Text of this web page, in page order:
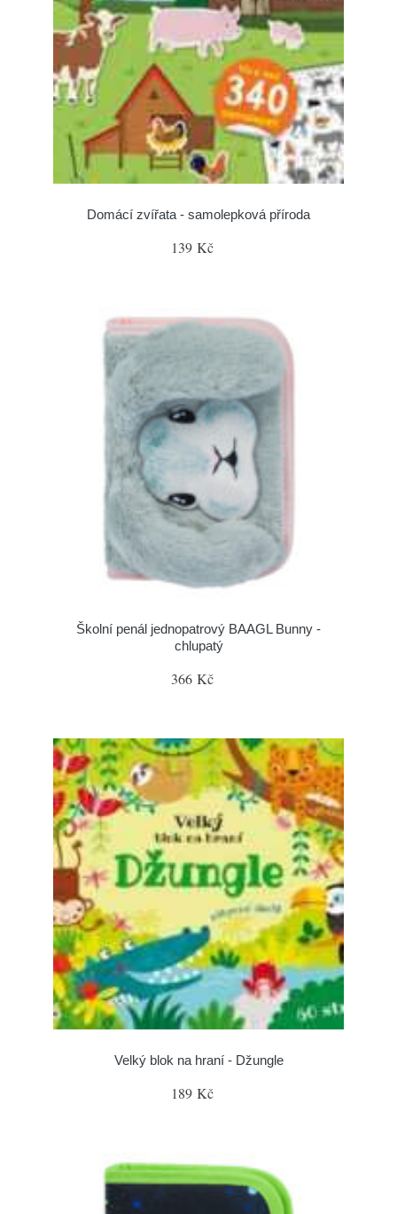
Domácí zvířata - samolepková příroda
139 Kč
Školní penál jednopatrový BAAGL Bunny -
chlupatý
366 Kč
Velký blok na hraní - Džungle
189 Kč